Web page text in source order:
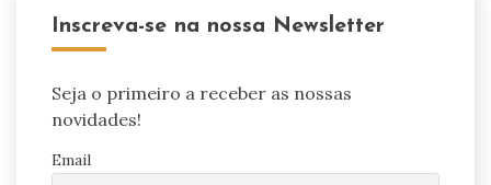
Inscreva-se na nossa Newsletter
Seja o primeiro a receber as nossas
novidades!
Email